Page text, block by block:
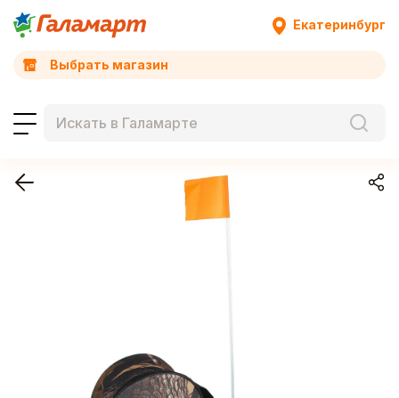
Екатеринбург
Выбрать магазин